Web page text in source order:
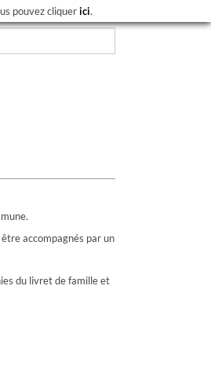
pouvez cliquerici.
accompagnés par un
du livret de famille et